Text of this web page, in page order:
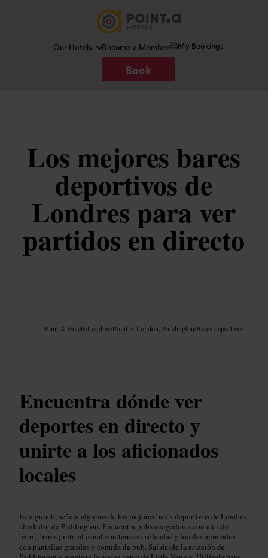
Our Hotels Become a Member My Bookings
Book
Los mejores bares
deportivos de
Londres para ver
partidos en directo
Point A Hotels/Londres/Point A London, Paddington/Bares deportivos
Encuentra dónde ver
deportes en directo y
unirte a los aficionados
locales
Esta guía te señala algunos de los mejores bares deportivos de Londres
alrededor de Paddington. Encuentra pubs acogedores con ales de
barril, bares junto al canal con terrazas soleadas y locales animados
con pantallas grandes y comida de pub. Sal desde la estación de